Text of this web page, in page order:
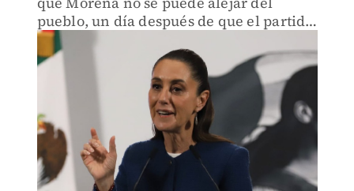
pueblo, un día después de que el partido
guinda llevó a cabo su consejo nacional.